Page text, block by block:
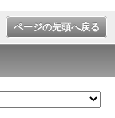
ページの先頭へ戻る